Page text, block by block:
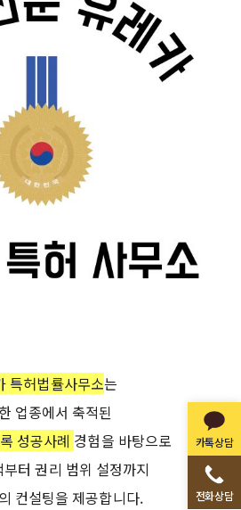
카톡상담
전화상담
특허법률사무소는
업종에서 축적된
성공사례 경험을 바탕으로
터 권리 범위 설정까지
컨설팅을 제공합니다.